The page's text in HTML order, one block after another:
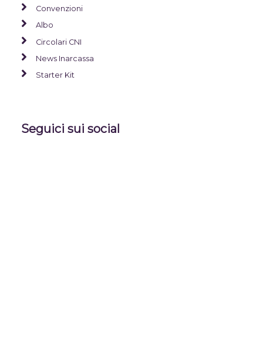
Convenzioni
Albo
Circolari CNI
News Inarcassa
Starter Kit
Seguici sui social